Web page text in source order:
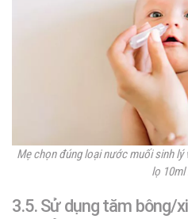
Mẹ chọn đúng loại nước muối sinh
lọ 10ml
3.5. Sử dụng tăm bông/